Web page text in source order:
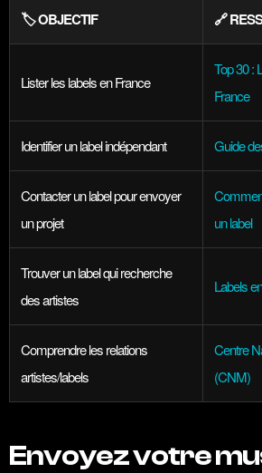
🏷️ OBJECTIF 🔗
Lister les labels en France
Top 30 :
France
Identifier un label indépendant Guide
Contacter un label pour envoyer
un projet
un label
Trouver un label qui recherche
des artistes
Labels
Comprendre les relations
artistes/labels
Centre
(CNM)
Envoyez votre